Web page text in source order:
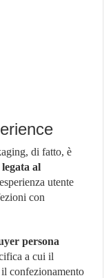
di fatto, è
al
utente
con
persona
a cui il
confezionamento